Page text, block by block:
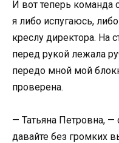
И вот теперь команда
я либо испугаюсь,
креслу директора. На
перед рукой лежала
передо мной мой
проверена.
— Татьяна Петровна, —
давайте без громких